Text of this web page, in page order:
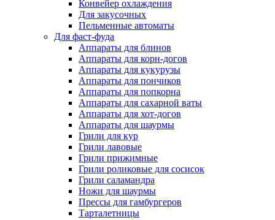
Конвейер охлаждения
Для закусочных
Пельменные автоматы
Для фаст-фуда
Аппараты для блинов
Аппараты для корн-догов
Аппараты для кукурузы
Аппараты для пончиков
Аппараты для попкорна
Аппараты для сахарной ваты
Аппараты для хот-догов
Аппараты для шаурмы
Грили для кур
Грили лавовые
Грили прижимные
Грили роликовые для сосисок
Грили саламандра
Ножи для шаурмы
Прессы для гамбургеров
Тарталетницы